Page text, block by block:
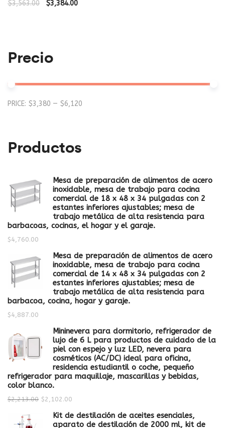
$3,563.00 $3,384.00
Precio
PRICE: $3,380 — $6,120
Productos
Mesa de preparación de alimentos de acero
inoxidable, mesa de trabajo para cocina
comercial de 18 x 48 x 34 pulgadas con 2
estantes inferiores ajustables; mesa de
trabajo metálica de alta resistencia para
barbacoas, cocinas, el hogar y el garaje.
$4,760.00
Mesa de preparación de alimentos de acero
inoxidable, mesa de trabajo para cocina
comercial de 14 x 48 x 34 pulgadas con 2
estantes inferiores ajustables; mesa de
trabajo metálica de alta resistencia para
barbacoa, cocina, hogar y garaje.
$4,887.00
Mininevera para dormitorio, refrigerador de
lujo de 6 L para productos de cuidado de la
piel con espejo y luz LED, nevera para
cosméticos (AC/DC) ideal para oficina,
residencia estudiantil o coche, pequeño
refrigerador para maquillaje, mascarillas y bebidas,
color blanco.
$2,213.00 $2,102.00
Kit de destilación de aceites esenciales,
aparato de destilación de 2000 ml, kit de